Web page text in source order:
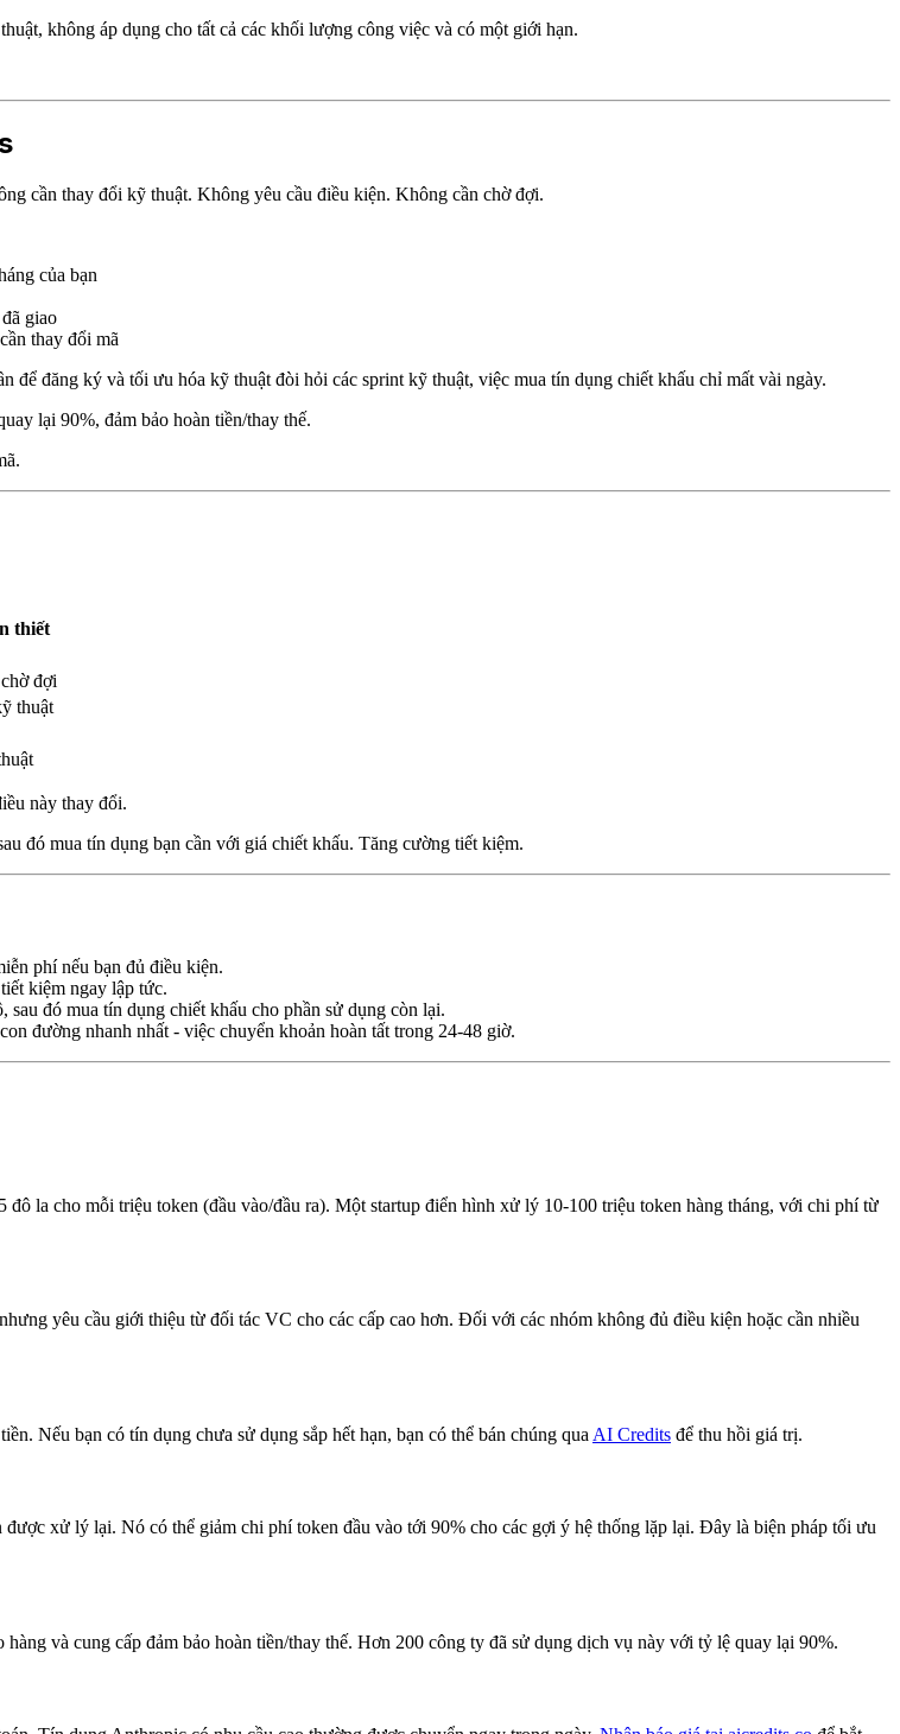
không áp dụng cho tất cả các khối lượng công việc và có một giới hạn.
cần thay đổi kỹ thuật. Không yêu cầu điều kiện. Không cần chờ đợi.
của bạn
giao
thay đổi mã
đăng ký và tối ưu hóa kỹ thuật đòi hỏi các sprint kỹ thuật, việc mua tín dụng chiết khấu chỉ mất vài ngày.
lại 90%, đảm bảo hoàn tiền/thay thế.
thiết
đợi
thuật
này thay đổi.
đó mua tín dụng bạn cần với giá chiết khấu. Tăng cường tiết kiệm.
phí nếu bạn đủ điều kiện.
kiệm ngay lập tức.
đó mua tín dụng chiết khấu cho phần sử dụng còn lại.
đường nhanh nhất - việc chuyển khoản hoàn tất trong 24-48 giờ.
la cho mỗi triệu token (đầu vào/đầu ra). Một startup điển hình xử lý 10-100 triệu token hàng tháng, với chi phí từ
yêu cầu giới thiệu từ đối tác VC cho các cấp cao hơn. Đối với các nhóm không đủ điều kiện hoặc cần nhiều
Nếu bạn có tín dụng chưa sử dụng sắp hết hạn, bạn có thể bán chúng qua AI Credits để thu hồi giá trị.
xử lý lại. Nó có thể giảm chi phí token đầu vào tới 90% cho các gợi ý hệ thống lặp lại. Đây là biện pháp tối ưu
và cung cấp đảm bảo hoàn tiền/thay thế. Hơn 200 công ty đã sử dụng dịch vụ này với tỷ lệ quay lại 90%.